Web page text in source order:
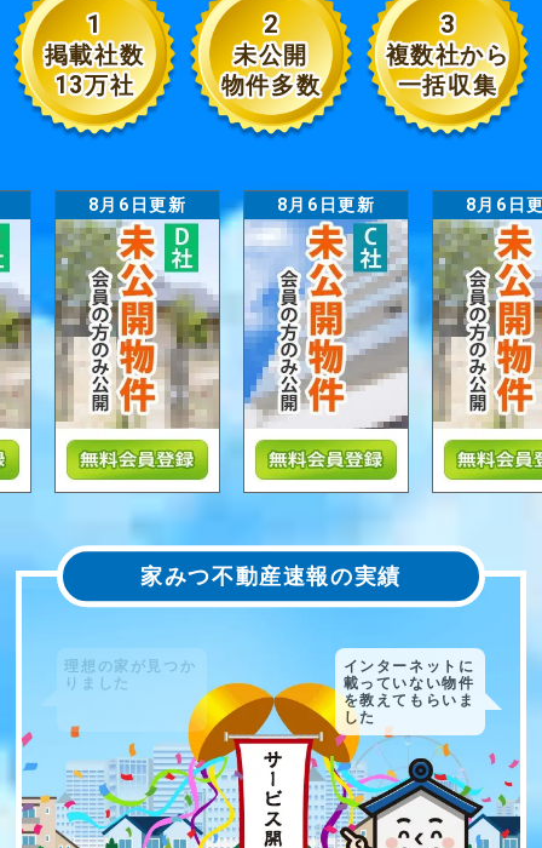
1
掲載社数
13万社
2
未公開
物件多数
3
複数社から
一括収集
8月6日更新 8月6日更新 8月6日更新
家みつ不動産速報の実績
インターネットに
載っていない物件
を教えてもらいま
した